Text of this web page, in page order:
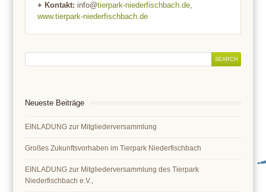
+ Kontakt:info@tierpark-niederfischbach.de,
www.tierpark-niederfischbach.de
Neueste Beiträge
EINLADUNG zur Mitgliederversammlung
Großes Zukunftsvorhaben im Tierpark Niederfischbach
EINLADUNG zur Mitgliederversammlung des Tierpark
Niederfischbach e.V.,